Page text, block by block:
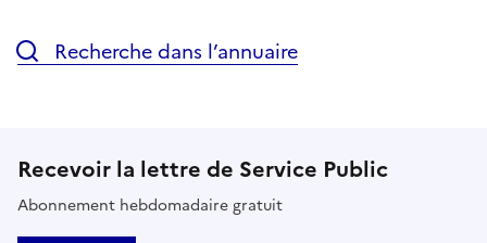
Recherche dans l’annuaire
Recevoir la lettre de Service Public
Abonnement hebdomadaire gratuit